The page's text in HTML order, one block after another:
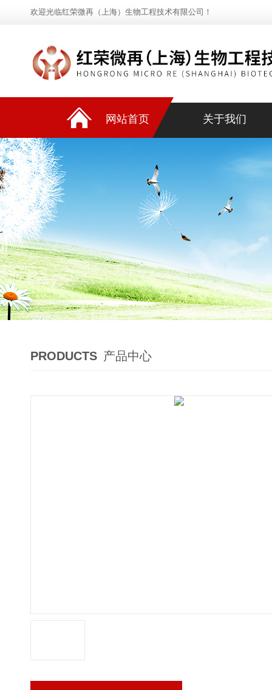
欢迎光临红荣微再（上海）生物工程技术有限公司！
网站首页 关于我们
PRODUCTS 产品中心